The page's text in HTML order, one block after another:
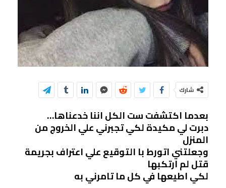
شارك
بعدما اكتشفت ست الكل اننا خدعناها…
دبرت لي مكيدة لكي تجبرني علي الخروج من
المنزل
وجعلتني اتورط با التوقيع علي اعتراف بجريمة
قتل لم ارتكبها
لكي اطيعها في كل ما تامرني به